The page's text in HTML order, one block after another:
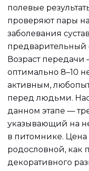
полевые
проверяют пары
заболевания
предварительный
Возраст
оптимально 8–10
активным,
перед людьми.
данном этапе —
указывающий на
в питомнике.
родословной, как
декоративного